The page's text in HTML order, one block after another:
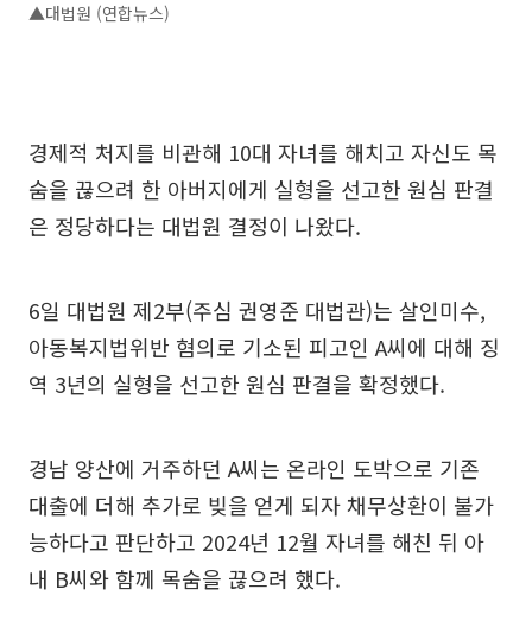
▲대법원 (연합뉴스)
경제적 처지를 비관해 10대 자녀를 해치고 자신도 목
숨을 끊으려 한 아버지에게 실형을 선고한 원심 판결
은 정당하다는 대법원 결정이 나왔다.
6일 대법원 제2부(주심 권영준 대법관)는 살인미수,
아동복지법위반 혐의로 기소된 피고인 A씨에 대해 징
역 3년의 실형을 선고한 원심 판결을 확정했다.
경남 양산에 거주하던 A씨는 온라인 도박으로 기존
대출에 더해 추가로 빚을 얻게 되자 채무상환이 불가
능하다고 판단하고 2024년 12월 자녀를 해친 뒤 아
내 B씨와 함께 목숨을 끊으려 했다.